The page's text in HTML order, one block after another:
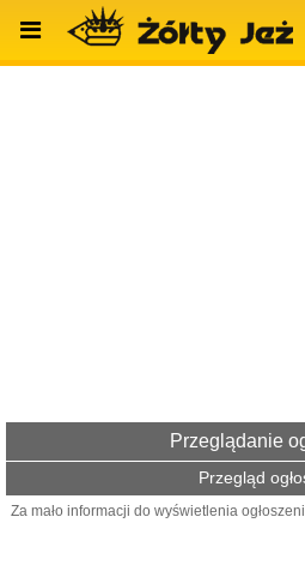
Przeglądanie
Przegląd
Za mało informacji do wyświetlenia